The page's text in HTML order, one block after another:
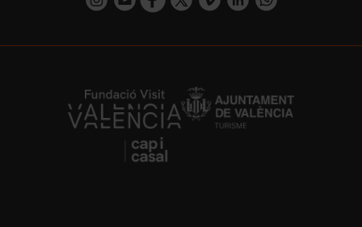
https://fundacion.visitvalencia.com/